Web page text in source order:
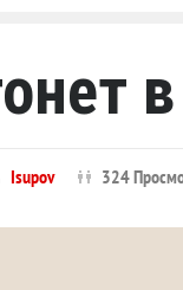
Isupov 324